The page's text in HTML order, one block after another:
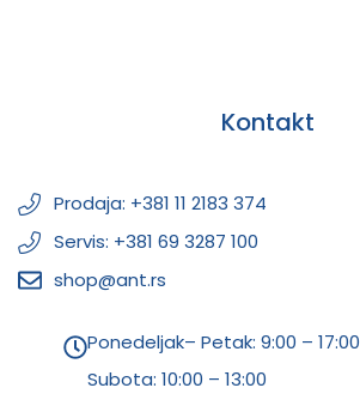
Kontakt
Prodaja: +381 11 2183 374
Servis: +381 69 3287 100
shop@ant.rs
Ponedeljak– Petak: 9:00 – 17:00
Subota: 10:00 – 13:00